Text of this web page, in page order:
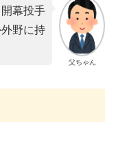
父ちゃん
幕投手
野に持